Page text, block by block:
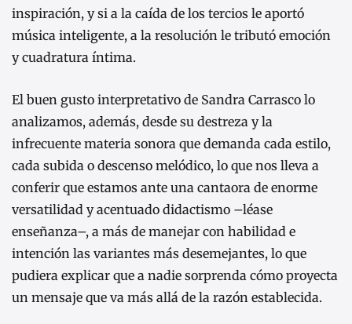
inspiración, y si a la caída de los tercios le aportó
música inteligente, a la resolución le tributó emoción
y cuadratura íntima.
El buen gusto interpretativo de Sandra Carrasco lo
analizamos, además, desde su destreza y la
infrecuente materia sonora que demanda cada estilo,
cada subida o descenso melódico, lo que nos lleva a
conferir que estamos ante una cantaora de enorme
versatilidad y acentuado didactismo –léase
enseñanza–, a más de manejar con habilidad e
intención las variantes más desemejantes, lo que
pudiera explicar que a nadie sorprenda cómo proyecta
un mensaje que va más allá de la razón establecida.